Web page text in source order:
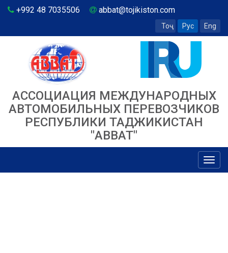
+992 48 7035506 abbat@tojikiston.com
Тоҷ Рус Eng
АССОЦИАЦИЯ МЕЖДУНАРОДНЫХ
АВТОМОБИЛЬНЫХ ПЕРЕВОЗЧИКОВ
РЕСПУБЛИКИ ТАДЖИКИСТАН
"ABBAT"